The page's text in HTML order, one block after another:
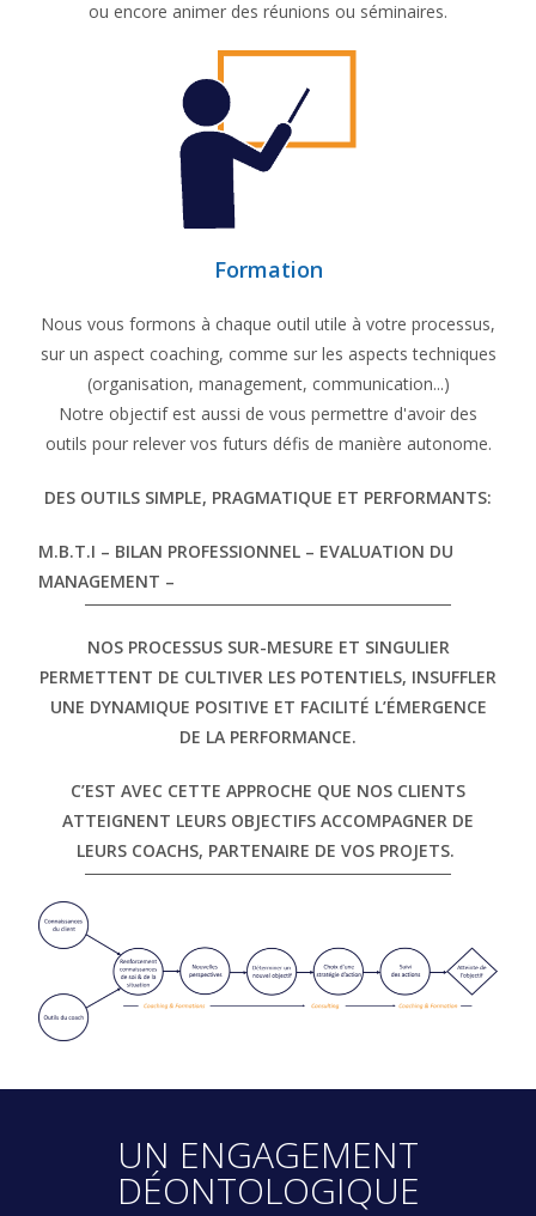
ou encore animer des réunions ou séminaires.
Formation
Nous vous formons à chaque outil utile à votre processus,
sur un aspect coaching, comme sur les aspects techniques
(organisation, management, communication...)
Notre objectif est aussi de vous permettre d'avoir des
outils pour relever vos futurs défis de manière autonome.
DES OUTILS SIMPLE, PRAGMATIQUE ET PERFORMANTS:
M.B.T.I – BILAN PROFESSIONNEL – EVALUATION DU
MANAGEMENT –
NOS PROCESSUS SUR-MESURE ET SINGULIER
PERMETTENT DE CULTIVER LES POTENTIELS, INSUFFLER
UNE DYNAMIQUE POSITIVE ET FACILITÉ L’ÉMERGENCE
DE LA PERFORMANCE.
C’EST AVEC CETTE APPROCHE QUE NOS CLIENTS
ATTEIGNENT LEURS OBJECTIFS ACCOMPAGNER DE
LEURS COACHS, PARTENAIRE DE VOS PROJETS.
UN ENGAGEMENT
DÉONTOLOGIQUE